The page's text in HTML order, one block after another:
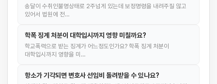
송달이 수취인불명상태로 2주넘게 있는데 보정명령을 내려주질 않고
있어서 법원에 전…
학폭 징계 처분이 대학입시까지 영향 미칠까요?
학교폭력으로 받는 징계가 어느정도인가요? 학폭 징계 처분이
대학입시까지 영향을 미…
항소가 기각되면 변호사 선임비 돌려받을 수 있나요?